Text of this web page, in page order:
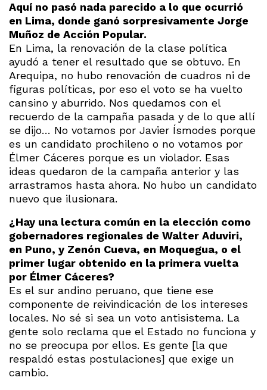
Aquí no pasó nada parecido a lo que ocurrió
en Lima, donde ganó sorpresivamente Jorge
Muñoz de Acción Popular.
En Lima, la renovación de la clase política
ayudó a tener el resultado que se obtuvo. En
Arequipa, no hubo renovación de cuadros ni de
figuras políticas, por eso el voto se ha vuelto
cansino y aburrido. Nos quedamos con el
recuerdo de la campaña pasada y de lo que allí
se dijo… No votamos por Javier Ísmodes porque
es un candidato prochileno o no votamos por
Élmer Cáceres porque es un violador. Esas
ideas quedaron de la campaña anterior y las
arrastramos hasta ahora. No hubo un candidato
nuevo que ilusionara.
¿Hay una lectura común en la elección como
gobernadores regionales de Walter Aduviri,
en Puno, y Zenón Cueva, en Moquegua, o el
primer lugar obtenido en la primera vuelta
por Élmer Cáceres?
Es el sur andino peruano, que tiene ese
componente de reivindicación de los intereses
locales. No sé si sea un voto antisistema. La
gente solo reclama que el Estado no funciona y
no se preocupa por ellos. Es gente [la que
respaldó estas postulaciones] que exige un
cambio.